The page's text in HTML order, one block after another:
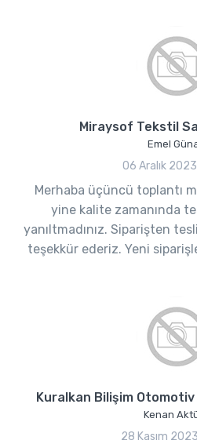
Miraysof Tekstil
Emel
06 Aralık
Merhaba üçüncü toplantı
yine kalite zamanında
yanıltmadınız. Siparişten
teşekkür ederiz. Yeni
Kuralkan Bilişim Otomotiv
Kenan
28 Kasım